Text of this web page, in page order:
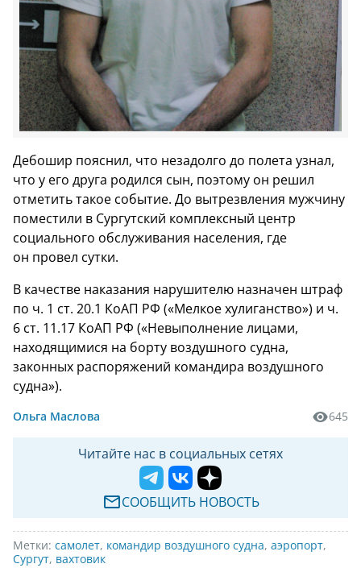
Дебошир пояснил, что незадолго до полета узнал,
что у его друга родился сын, поэтому он решил
отметить такое событие. До вытрезвления мужчину
поместили в Сургутский комплексный центр
социального обслуживания населения, где
он провел сутки.
В качестве наказания нарушителю назначен штраф
по ч. 1 ст. 20.1 КоАП РФ («Мелкое хулиганство») и ч.
6 ст. 11.17 КоАП РФ («Невыполнение лицами,
находящимися на борту воздушного судна,
законных распоряжений командира воздушного
судна»).
Ольга Маслова 645
Читайте нас в социальных сетях
СООБЩИТЬ НОВОСТЬ
Метки: самолет, командир воздушного судна, аэропорт,
Сургут, вахтовик